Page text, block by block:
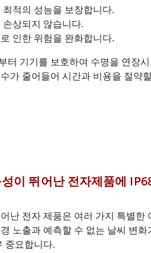
적의 성능을 보장합니다.
상되지 않습니다.
인한 위험을 완화합니다.
터 기기를 보호하여 수명을 연장
가 줄어들어 시간과 비용을 절약
이 뛰어난 전자제품에
난 전자 제품은 여러 가지 특별한
노출과 예측할 수 없는 날씨 변화
중요합니다.